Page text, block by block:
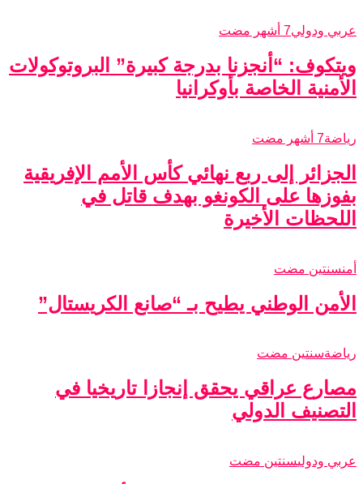
عربي ودولي7 أشهر مضت
ويتكوف: “أنجزنا بدرجة كبيرة” البروتوكولات
الأمنية الخاصة بأوكرانيا
رياضة7 أشهر مضت
الجزائر إلى ربع نهائي كأس الأمم الإفريقية
بفوزها على الكونغو بهدف قاتل في
اللحظات الأخيرة
أمنسنتين مضت
الأمن الوطني يطيح بـ “صانع الكريستال”
رياضةسنتين مضت
مصارع عراقي يحقق إنجازا تاريخيا في
التصنيف الدولي
عربي ودوليسنتين مضت